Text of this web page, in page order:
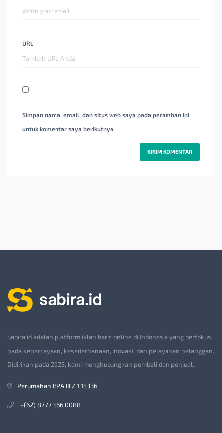
URL
Simpan nama, email, dan situs web saya pada peramban ini
untuk komentar saya berikutnya.
Sabira.id adalah platform iklan baris online di Indonesia yang berfokus
pada kepercayaan, kesederhanaan, inovasi, dan pelayanan pelanggan.
Didirikan pada 2023, kami menghubungkan pembeli dan penjual.
Perumahan BPA III Z 1 15336
+(62) 8777 566 0088